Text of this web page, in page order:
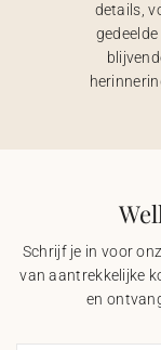
details,
gedeelde
Schrijf je in voor
van aantrekkelijke
en